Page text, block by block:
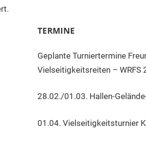
TERMINE
Geplante Turniertermine
Vielseitigkeitsreiten – WRFS
28.02./01.03. Hallen-
01.04. Vielseitigkeitsturnier